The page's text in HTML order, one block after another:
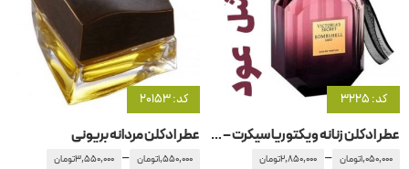
کد: 3225
عطر ادکلن زنانه ویکتوریا سیکرت – سکرت بامشه – بامشل عود
1,050,000تومان –
2,850,000تومان
کد: 20153
عطر ادکلن مردانه بریونی
1,550,000تومان –
3,550,000تومان